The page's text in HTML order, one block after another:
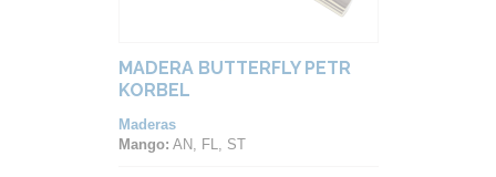
MADERA BUTTERFLY PETR
KORBEL
Maderas
Mango: AN, FL, ST